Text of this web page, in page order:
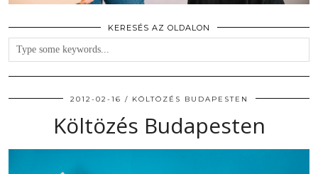
KERESÉS AZ OLDALON
2012-02-16 KÖLTÖZÉS BUDAPESTEN
Költözés Budapesten